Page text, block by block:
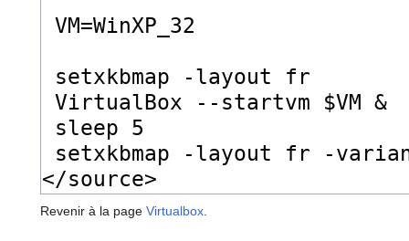
Revenir à la page Virtualbox